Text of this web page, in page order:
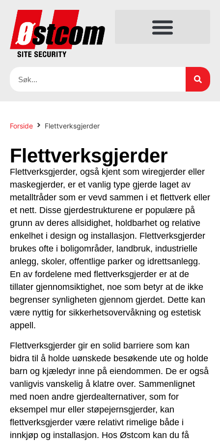
Forside Flettverksgjerder
Flettverksgjerder
Flettverksgjerder, også kjent som wiregjerder eller
maskegjerder, er et vanlig type gjerde laget av
metalltråder som er vevd sammen i et flettverk eller
et nett. Disse gjerdestrukturene er populære på
grunn av deres allsidighet, holdbarhet og relative
enkelhet i design og installasjon. Flettverksgjerder
brukes ofte i boligområder, landbruk, industrielle
anlegg, skoler, offentlige parker og idrettsanlegg.
En av fordelene med flettverksgjerder er at de
tillater gjennomsiktighet, noe som betyr at de ikke
begrenser synligheten gjennom gjerdet. Dette kan
være nyttig for sikkerhetsovervåkning og estetisk
appell.
Flettverksgjerder gir en solid barriere som kan
bidra til å holde uønskede besøkende ute og holde
barn og kjæledyr inne på eiendommen. De er også
vanligvis vanskelig å klatre over. Sammenlignet
med noen andre gjerdealternativer, som for
eksempel mur eller støpejernsgjerder, kan
flettverksgjerder være relativt rimelige både i
innkjøp og installasjon. Hos Østcom kan du få